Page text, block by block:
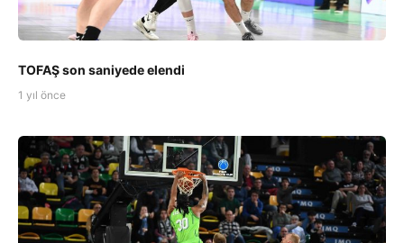
TOFAŞ son saniyede elendi
1 yıl önce